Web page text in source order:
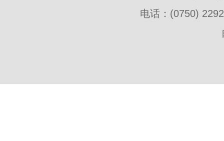
电话：(0750)